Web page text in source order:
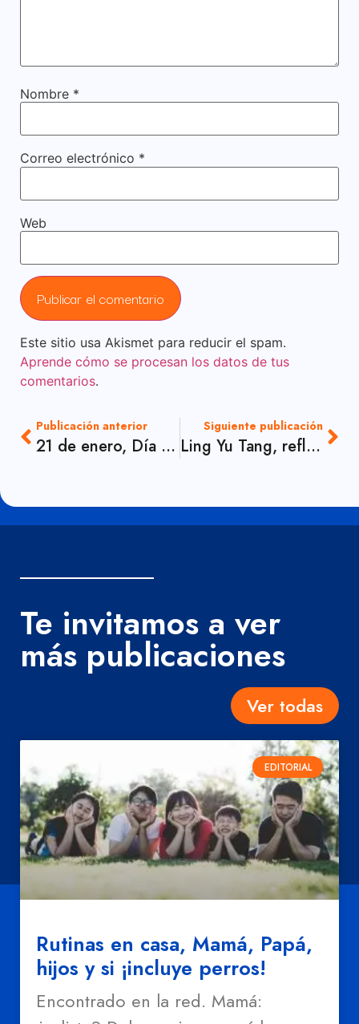
Nombre *
Correo electrónico *
Web
Este sitio usa Akismet para reducir el spam.
Aprende cómo se procesan los datos de tus
comentarios.
Publicación anterior
21 de enero, Día Mundial de la Ardilla
Siguiente publicación
Ling Yu Tang, reflexión.
Te invitamos a ver
más publicaciones
Ver todas
EDITORIAL
Rutinas en casa, Mamá, Papá,
hijos y si ¡incluye perros!
Encontrado en la red. Mamá: